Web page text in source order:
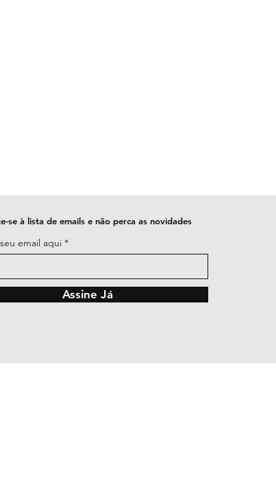
se à lista de emails e não perca as novidades
email aqui
Assine Já